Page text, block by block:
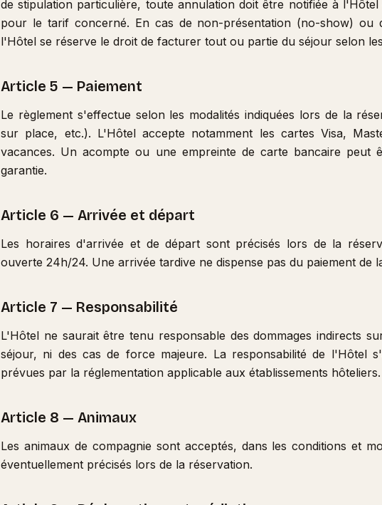
de stipulation particulière, toute annulation doit être notifiée à l'Hôtel
pour le tarif concerné. En cas de non-présentation (no-show) ou
l'Hôtel se réserve le droit de facturer tout ou partie du séjour selon
Article 5 — Paiement
Le règlement s'effectue selon les modalités indiquées lors de la
sur place, etc.). L'Hôtel accepte notamment les cartes Visa,
vacances. Un acompte ou une empreinte de carte bancaire peut
garantie.
Article 6 — Arrivée et départ
Les horaires d'arrivée et de départ sont précisés lors de la
ouverte 24h/24. Une arrivée tardive ne dispense pas du paiement de
Article 7 — Responsabilité
L'Hôtel ne saurait être tenu responsable des dommages indirects
séjour, ni des cas de force majeure. La responsabilité de l'Hôtel
prévues par la réglementation applicable aux établissements hôteliers.
Article 8 — Animaux
Les animaux de compagnie sont acceptés, dans les conditions et
éventuellement précisés lors de la réservation.